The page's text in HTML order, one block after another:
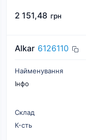
2 151,48 грн
Alkar 6126110
Найменування
Інфо
Склад
К-cть